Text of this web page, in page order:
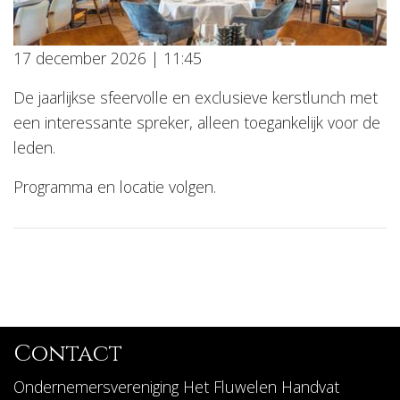
17 december 2026 | 11:45
De jaarlijkse sfeervolle en exclusieve kerstlunch met
een interessante spreker, alleen toegankelijk voor de
leden.
Programma en locatie volgen.
Contact
Ondernemersvereniging Het Fluwelen Handvat